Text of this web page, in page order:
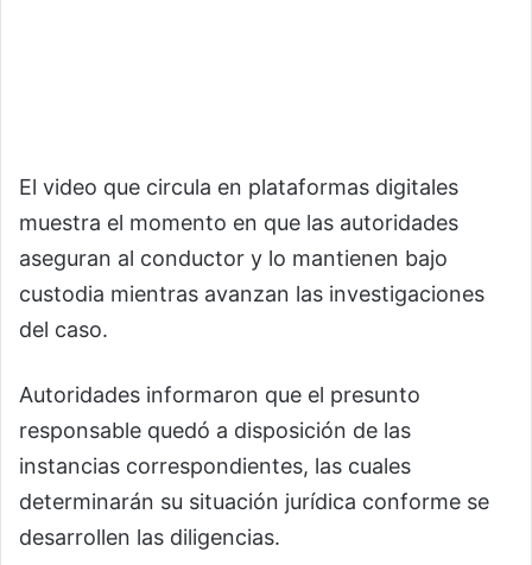
El video que circula en plataformas digitales
muestra el momento en que las autoridades
aseguran al conductor y lo mantienen bajo
custodia mientras avanzan las investigaciones
del caso.
Autoridades informaron que el presunto
responsable quedó a disposición de las
instancias correspondientes, las cuales
determinarán su situación jurídica conforme se
desarrollen las diligencias.